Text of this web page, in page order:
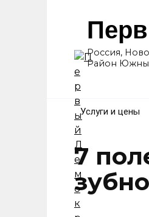
Россия,
Район
Услуги и цены
7